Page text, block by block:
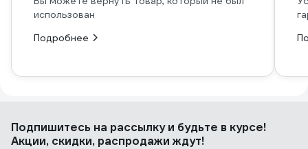
использован
Подробнее
Подпишитесь на рассылкуи будьте в курсе!
Акции, скидки, распродажи ждут!